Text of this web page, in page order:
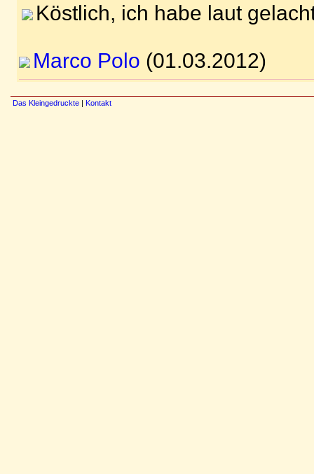
Köstlich, ich habe laut
Marco Polo (01.03.2012)
Das Kleingedruckte | Kontakt